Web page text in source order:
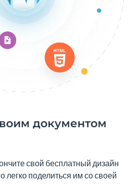
документом
свой бесплатный дизайн
легко поделиться им со своей